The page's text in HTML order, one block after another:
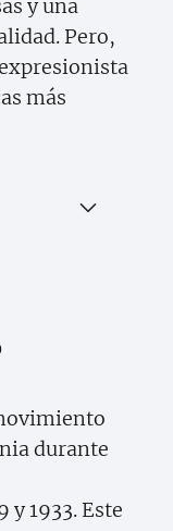
y una
Pero,
más
durante
1933. Este